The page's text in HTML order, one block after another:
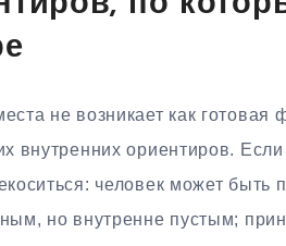
не возникает как
внутренних ориентиров.
человек может
но внутренне пустым;